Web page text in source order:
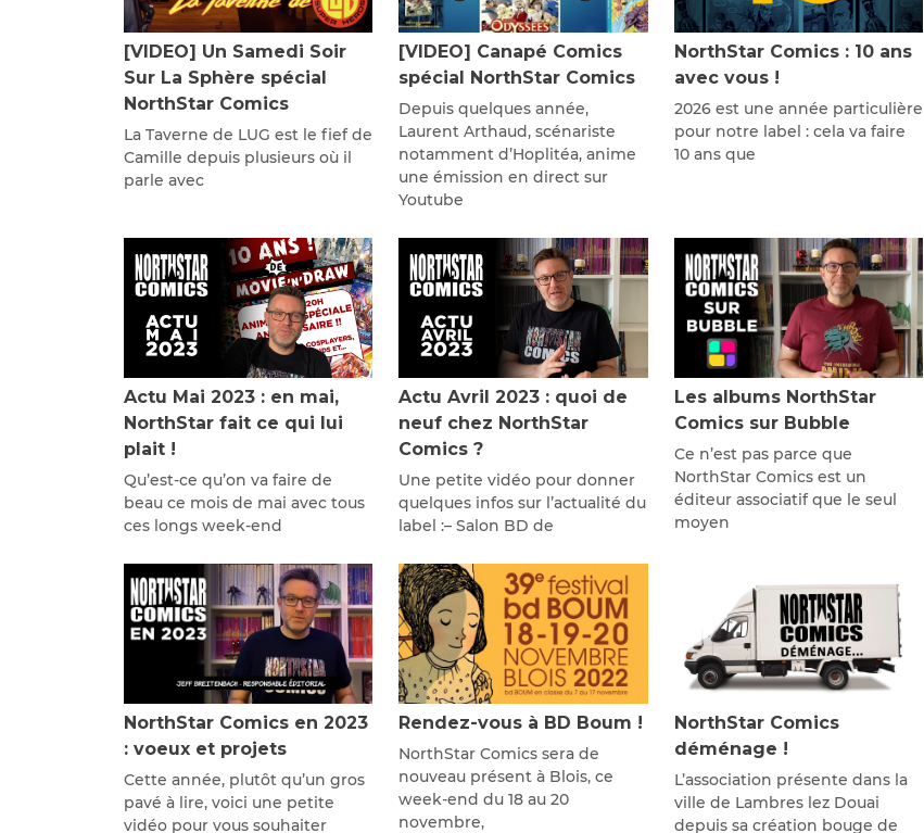
[VIDEO] Un Samedi Soir
Sur La Sphère spécial
NorthStar Comics
La Taverne de LUG est le fief de
Camille depuis plusieurs où il
parle avec
[VIDEO] Canapé Comics
spécial NorthStar Comics
Depuis quelques année,
Laurent Arthaud, scénariste
notamment d’Hoplitéa, anime
une émission en direct sur
Youtube
NorthStar Comics : 10 ans
avec vous !
2026 est une année particulière
pour notre label : cela va faire
10 ans que
Actu Mai 2023 : en mai,
NorthStar fait ce qui lui
plait !
Qu’est-ce qu’on va faire de
beau ce mois de mai avec tous
ces longs week-end
Actu Avril 2023 : quoi de
neuf chez NorthStar
Comics ?
Une petite vidéo pour donner
quelques infos sur l’actualité du
label :– Salon BD de
Les albums NorthStar
Comics sur Bubble
Ce n’est pas parce que
NorthStar Comics est un
éditeur associatif que le seul
moyen
NorthStar Comics en 2023
: voeux et projets
Cette année, plutôt qu’un gros
pavé à lire, voici une petite
vidéo pour vous souhaiter
Rendez-vous à BD Boum !
NorthStar Comics sera de
nouveau présent à Blois, ce
week-end du 18 au 20
novembre,
NorthStar Comics
déménage !
L’association présente dans la
ville de Lambres lez Douai
depuis sa création bouge de